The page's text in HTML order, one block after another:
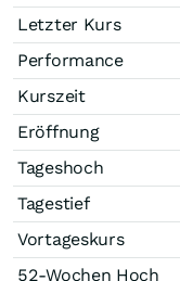
Letzter Kurs
Performance
Kurszeit
Eröffnung
Tageshoch
Tagestief
Vortageskurs
52-Wochen Hoch